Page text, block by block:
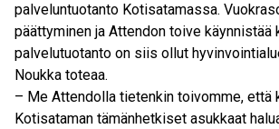
palveluntuotanto Kotisatamassa.
päättyminen ja Attendon toive
palvelutuotanto on siis ollut
Noukka toteaa.
– Me Attendolla tietenkin toivomme, että
Kotisataman tämänhetkiset asukkaat